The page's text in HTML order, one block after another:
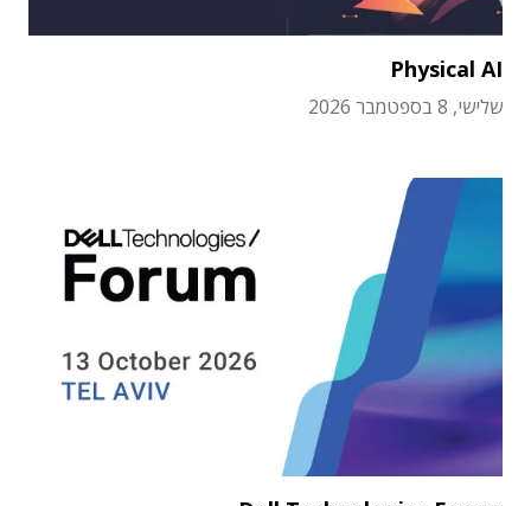
Physical AI
שלישי, 8 בספטמבר 2026